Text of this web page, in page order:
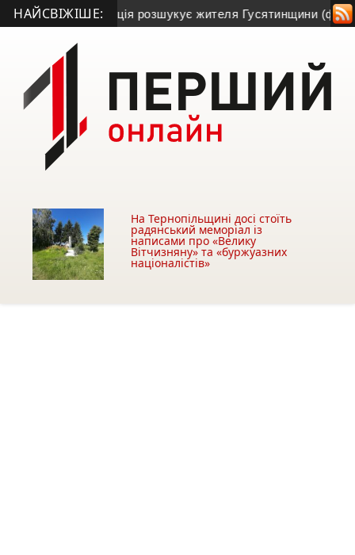
НАЙСВІЖІШЕ:
поліція розшукує жителя Гусятинщини (фото+відео) •
На Тернопільщині досі стоїть
радянський меморіал із
написами про «Велику
Вітчизняну» та «буржуазних
націоналістів»